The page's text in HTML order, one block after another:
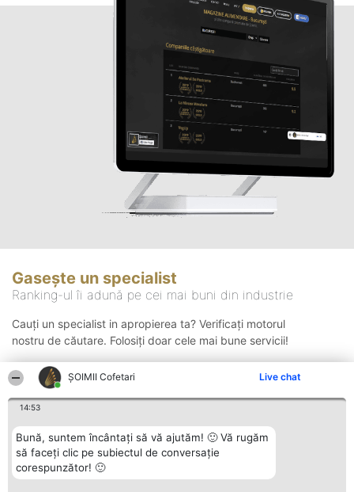
ȘOIMII Cofetari Live chat
14:53
Bună, suntem încântați să vă ajutăm! 🙂 Vă rugăm
să faceți clic pe subiectul de conversație
corespunzător! 🙂
Gasește un specialist
Ranking-ul îi adună pe cei mai buni din industrie
Cauți un specialist in apropierea ta? Verificați motorul
nostru de căutare. Folosiți doar cele mai bune servicii!